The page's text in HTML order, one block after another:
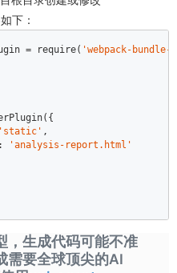
下：
= require( 'webpack-
'static' ,
:
'analysis-report.html'
，生成代码可能不准
需要全球顶尖的AI